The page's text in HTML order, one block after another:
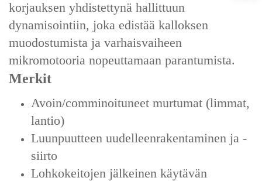
korjauksen‌ yhdistettynä ‌hallittuun
dynamisointiin‌, joka edistää kalloksen
muodostumista ja varhaisvaiheen
mikromotooria nopeuttamaan parantumista.
Merkit
Avoin/comminoituneet murtumat (limmat,
lantio)
Luunpuutteen uudelleenrakentaminen ja -
siirto
Lohkokeitojen jälkeinen käytävän